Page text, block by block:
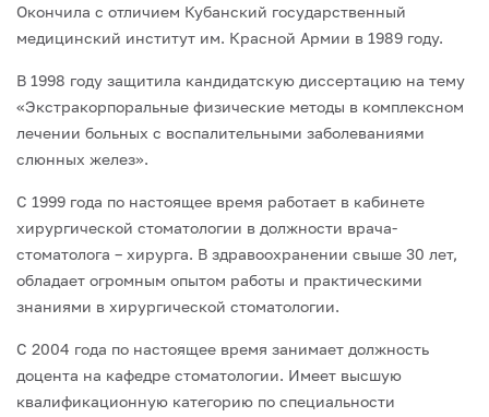
Окончила с отличием Кубанский государственный
медицинский институт им. Красной Армии в 1989 году.
В 1998 году защитила кандидатскую диссертацию на тему
«Экстракорпоральные физические методы в комплексном
лечении больных с воспалительными заболеваниями
слюнных желез».
С 1999 года по настоящее время работает в кабинете
хирургической стоматологии в должности врача-
стоматолога – хирурга. В здравоохранении свыше 30 лет,
обладает огромным опытом работы и практическими
знаниями в хирургической стоматологии.
С 2004 года по настоящее время занимает должность
доцента на кафедре стоматологии. Имеет высшую
квалификационную категорию по специальности